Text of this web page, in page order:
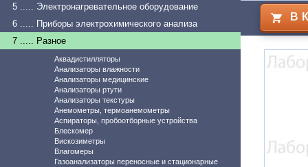
5 ..... Электронагревательное оборудование
6 ..... Приборы электрохимического анализа
7 ..... Разное
Аквадистилляторы
Анализаторы влажности
Анализаторы медицинские
Анализаторы ртути
Анализаторы текстуры
Анемометры, термоанемометры
Аспираторы, пробоотборные устройства
Блескомер
Вискозиметры
Влагомеры
Газоанализаторы переносные и стационарные
В